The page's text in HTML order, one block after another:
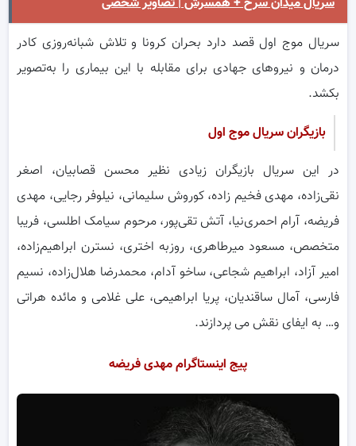
سریال موج اول قصد دارد بحران کرونا و تلاش شبانه‌روزی کادر
درمان و نیرو‌های جهادی برای مقابله با این بیماری را به‌تصویر
بکشد.
بازیگران سریال موج اول
در این سریال بازیگران زیادی نظیر محسن قصابیان، اصغر
نقی‌زاده، مهدی فخیم زاده، کوروش سلیمانی، نیلوفر رجایی، مهدی
فریضه، آرام احمری‌نیا، آتش تقی‌پور، مرحوم سیامک اطلسی، فریبا
متخصص، مسعود میرطاهری، روزبه اختری، نسترن ابراهیم‌زاده،
امیر آزاد، ابراهیم شجاعی، ساخو آدام، محمدرضا هلال‌زاده، نسیم
فارسی، آمال ساقندیان، پریا ابراهیمی، علی غلامی و مائده هراتی
و… به ایفای نقش می پردازند.
پیج اینستاگرام مهدی فریضه